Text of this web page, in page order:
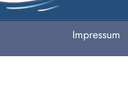
Impressum